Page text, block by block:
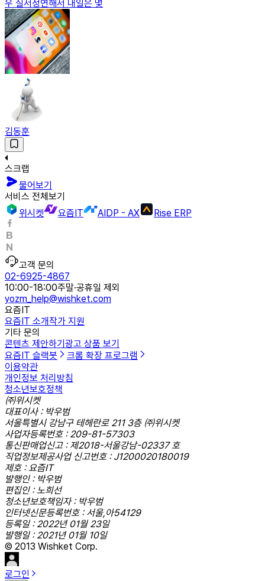
우 질서정연해서 내일은 몇
김동훈
스크랩
물어보기
서비스 전체보기
위시켓
요즘IT AIDP - AX Rise ERP
고객 문의
02-6925-4867
10:00-18:00주말·공휴일 제외
yozm_help@wishket.com
요즘IT
요즘IT 소개작가 지원
기타 문의
콘텐츠 제안하기 광고 상품 보기
요즘IT 슬랙봇
크롬 확장 프로그램
이용약관
개인정보 처리방침
청소년보호정책
㈜위시켓
대표이사 : 박우범
서울특별시 강남구 테헤란로 211 3층 ㈜위시켓
사업자등록번호 : 209-81-57303
통신판매업신고 : 제2018-서울강남-02337 호
직업정보제공사업 신고번호 : J1200020180019
제호 : 요즘IT
발행인 : 박우범
편집인 : 노희선
청소년보호책임자 : 박우범
인터넷신문등록번호 : 서울,아54129
등록일 : 2022년 01월 23일
발행일 : 2021년 01월 10일
© 2013 Wishket Corp.
로그인